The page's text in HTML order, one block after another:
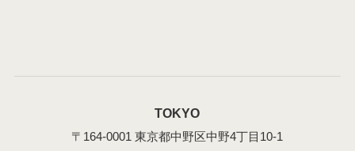
TOKYO
〒164-0001 東京都中野区中野4丁目10-1